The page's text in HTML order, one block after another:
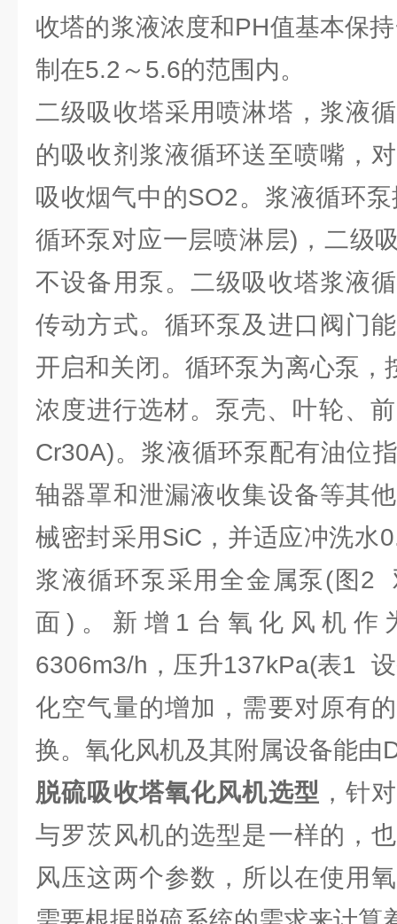
收塔的浆液浓度和PH值基本保
制在5.2～5.6的范围内。
二级吸收塔采用喷淋塔，浆液
的吸收剂浆液循环送至喷嘴，
吸收烟气中的SO2。浆液循环
循环泵对应一层喷淋层)，二级
不设备用泵。二级吸收塔浆液
传动方式。循环泵及进口阀门
开启和关闭。循环泵为离心泵，
浓度进行选材。泵壳、叶轮、
Cr30A)。浆液循环泵配有油位
轴器罩和泄漏液收集设备等其
械密封采用SiC，并适应冲洗水
浆液循环泵采用全金属泵(图2
面)。新增1台氧化风机作
6306m3/h，压升137kPa(表1
化空气量的增加，需要对原有
换。氧化风机及其附属设备能由
脱硫吸收塔氧化风机选型 ，针
与罗茨风机的选型是一样的，
风压这两个参数，所以在使用